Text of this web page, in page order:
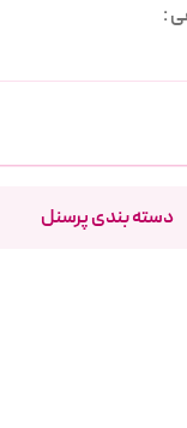
دسته بندی پرسنل